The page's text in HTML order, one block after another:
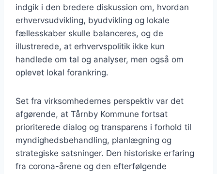
indgik i den bredere diskussion om, hvordan
erhvervsudvikling, byudvikling og lokale
fællesskaber skulle balanceres, og de
illustrerede, at erhvervspolitik ikke kun
handlede om tal og analyser, men også om
oplevet lokal forankring.
Set fra virksomhedernes perspektiv var det
afgørende, at Tårnby Kommune fortsat
prioriterede dialog og transparens i forhold til
myndighedsbehandling, planlægning og
strategiske satsninger. Den historiske erfaring
fra corona-årene og den efterfølgende